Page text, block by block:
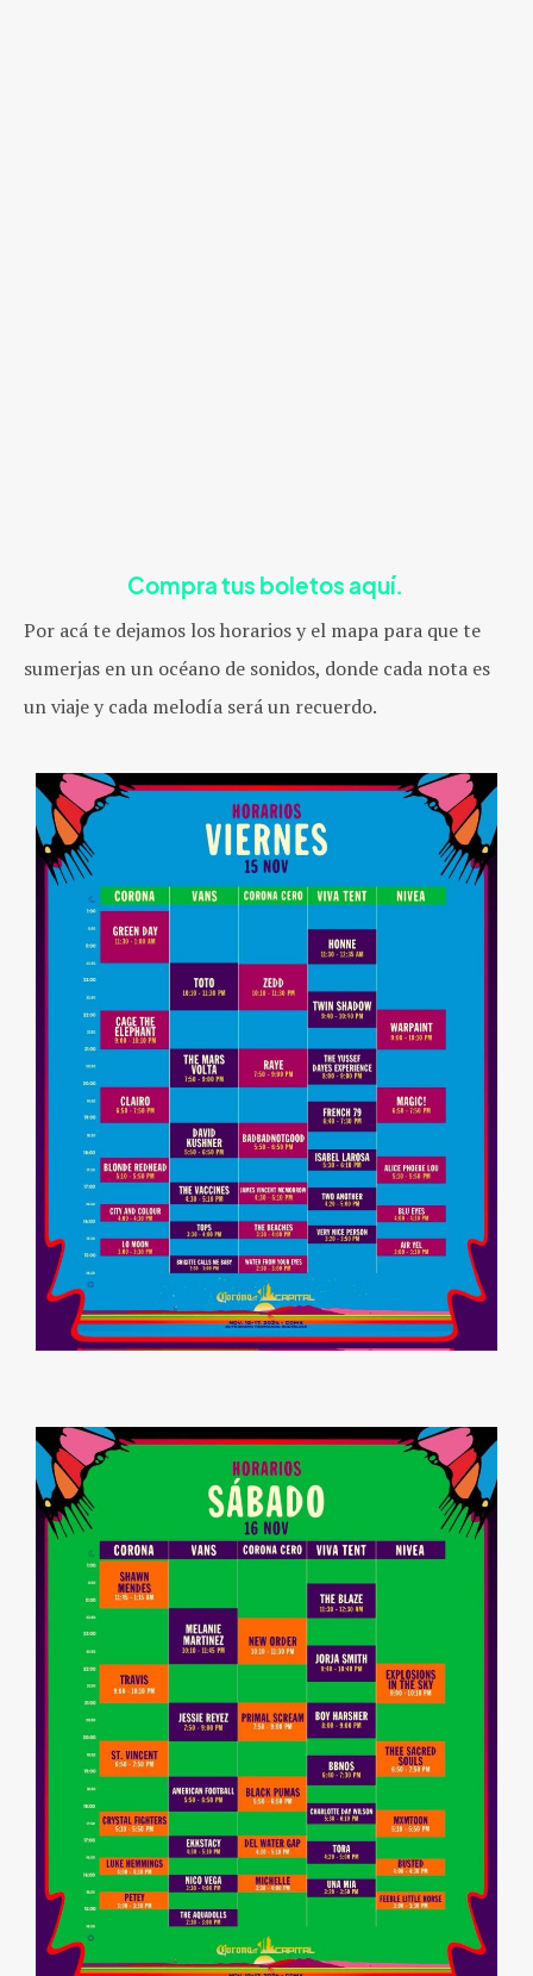
Compra tus boletos aquí.
Por acá te dejamos los horarios y el mapa para que te
sumerjas en un océano de sonidos, donde cada nota es
un viaje y cada melodía será un recuerdo.